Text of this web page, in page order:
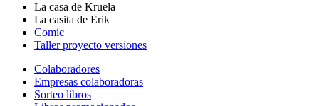
La casa de Kruela
La casita de Erik
Comic
Taller proyecto versiones
Colaboradores
Empresas colaboradoras
Sorteo libros